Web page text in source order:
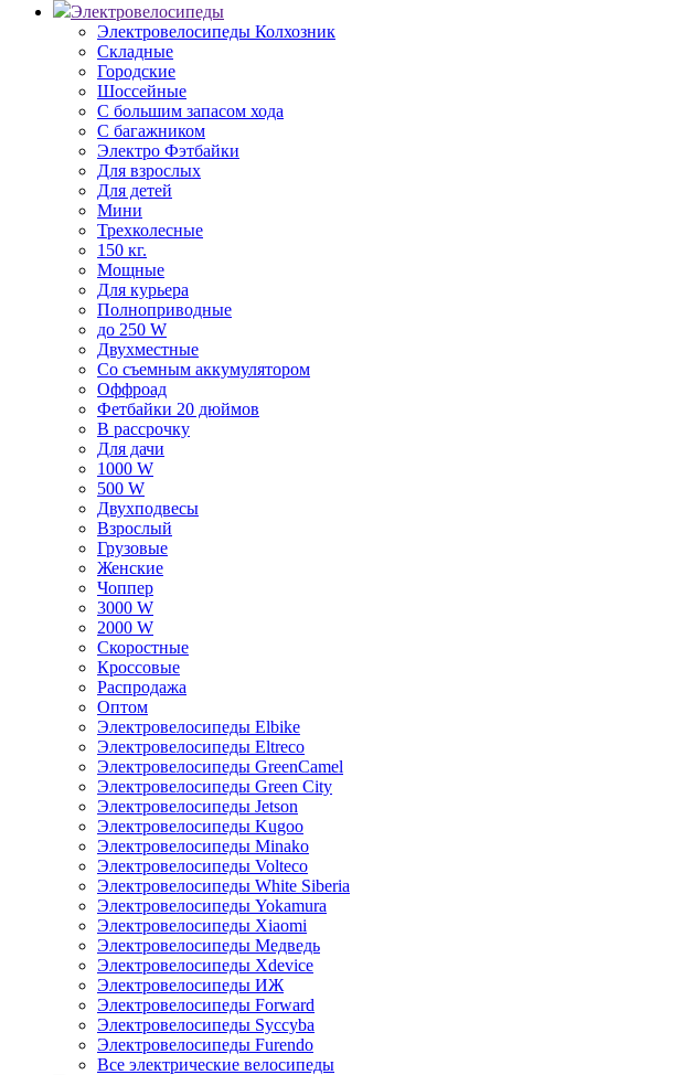
Электровелосипеды
Электровелосипеды Колхозник
Складные
Городские
Шоссейные
С большим запасом хода
С багажником
Электро Фэтбайки
Для взрослых
Для детей
Мини
Трехколесные
150 кг.
Мощные
Для курьера
Полноприводные
до 250 W
Двухместные
Со съемным аккумулятором
Оффроад
Фетбайки 20 дюймов
В рассрочку
Для дачи
1000 W
500 W
Двухподвесы
Взрослый
Грузовые
Женские
Чоппер
3000 W
2000 W
Скоростные
Кроссовые
Распродажа
Оптом
Электровелосипеды Elbike
Электровелосипеды Eltreco
Электровелосипеды GreenCamel
Электровелосипеды Green City
Электровелосипеды Jetson
Электровелосипеды Kugoo
Электровелосипеды Minako
Электровелосипеды Volteco
Электровелосипеды White Siberia
Электровелосипеды Yokamura
Электровелосипеды Xiaomi
Электровелосипеды Медведь
Электровелосипеды Xdevice
Электровелосипеды ИЖ
Электровелосипеды Forward
Электровелосипеды Syccyba
Электровелосипеды Furendo
Все электрические велосипеды